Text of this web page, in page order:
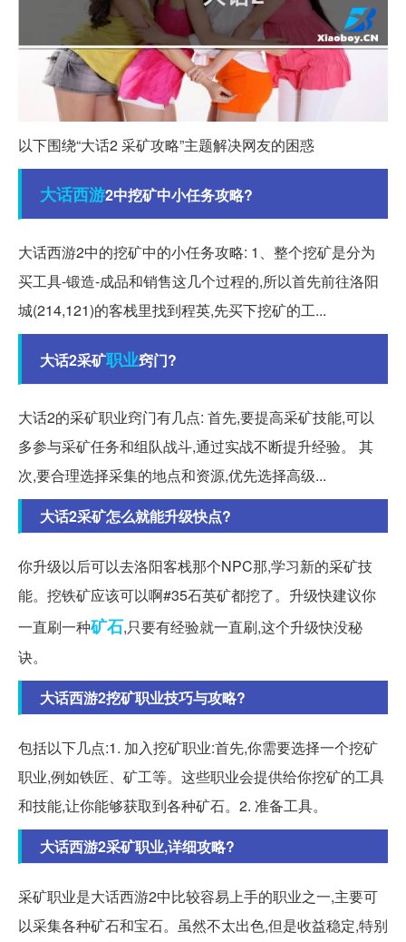
以下围绕“大话2 采矿攻略”主题解决网友的困惑
大话西游2中挖矿中小任务攻略?
大话西游2中的挖矿中的小任务攻略: 1、整个挖矿是分为
买工具-锻造-成品和销售这几个过程的,所以首先前往洛阳
城(214,121)的客栈里找到程英,先买下挖矿的工...
大话2采矿职业窍门?
大话2的采矿职业窍门有几点: 首先,要提高采矿技能,可以
多参与采矿任务和组队战斗,通过实战不断提升经验。 其
次,要合理选择采集的地点和资源,优先选择高级...
大话2采矿怎么就能升级快点?
你升级以后可以去洛阳客栈那个NPC那,学习新的采矿技
能。挖铁矿应该可以啊#35石英矿都挖了。升级快建议你
一直刷一种矿石,只要有经验就一直刷,这个升级快没秘
诀。
大话西游2挖矿职业技巧与攻略?
包括以下几点:1. 加入挖矿职业:首先,你需要选择一个挖矿
职业,例如铁匠、矿工等。这些职业会提供给你挖矿的工具
和技能,让你能够获取到各种矿石。2. 准备工具。
大话西游2采矿职业,详细攻略?
采矿职业是大话西游2中比较容易上手的职业之一,主要可
以采集各种矿石和宝石。虽然不太出色,但是收益稳定,特别